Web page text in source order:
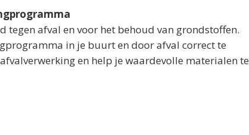
tegen afval en voor het behoud van grondstoffen.
in je buurt en door afval correct te
en help je waardevolle materialen te